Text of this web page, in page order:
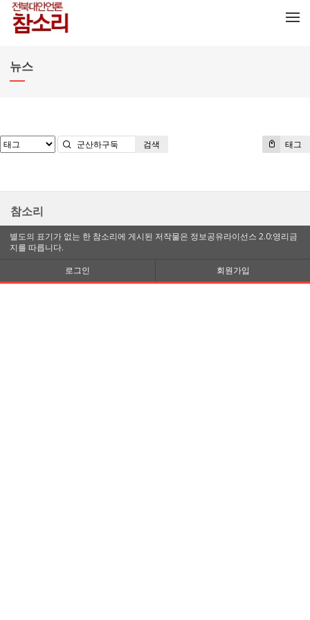
뉴스
태그
검색
참소리
별도의 표기가 없는 한 참소리에 게시된 저작물은 정보공유라이선스 2.0:영리금
지를 따릅니다.
로그인
회원가입